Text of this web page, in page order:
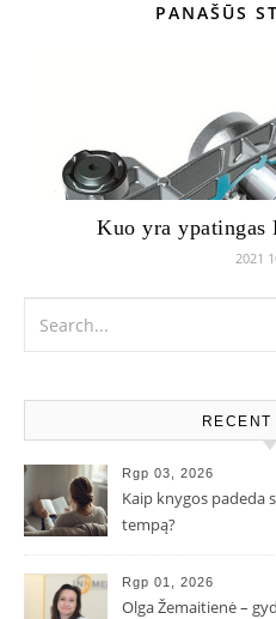
PANAŠŪS
Kuo yra ypatingas
2021
RECENT
Rgp 03, 2026
Kaip knygos padeda
tempą?
Rgp 01, 2026
Olga Žemaitienė –